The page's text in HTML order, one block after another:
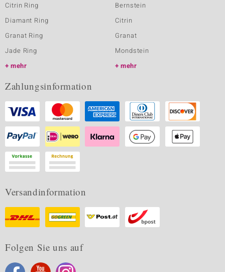
Citrin Ring
Diamant Ring
Granat Ring
Jade Ring
mehr
Bernstein
Citrin
Granat
Mondstein
mehr
Zahlungsinformation
Versandinformation
Folgen Sie uns auf